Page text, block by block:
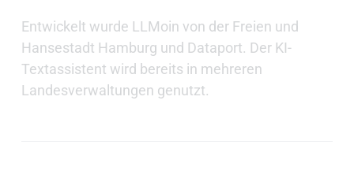
Entwickelt wurde LLMoin von der Freien und
Hansestadt Hamburg und Dataport. Der KI-
Textassistent wird bereits in mehreren
Landesverwaltungen genutzt.